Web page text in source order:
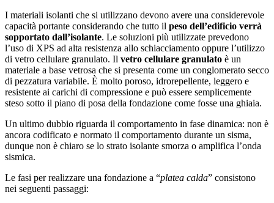
I materiali isolanti che si utilizzano devono avere una considerevole
capacità portante considerando che tutto il peso dell’edificio verrà
sopportato dall’isolante. Le soluzioni più utilizzate prevedono
l’uso di XPS ad alta resistenza allo schiacciamento oppure l’utilizzo
di vetro cellulare granulato. Il vetro cellulare granulato è un
materiale a base vetrosa che si presenta come un conglomerato secco
di pezzatura variabile. È molto poroso, idrorepellente, leggero e
resistente ai carichi di compressione e può essere semplicemente
steso sotto il piano di posa della fondazione come fosse una ghiaia.
Un ultimo dubbio riguarda il comportamento in fase dinamica: non è
ancora codificato e normato il com­portamento durante un sisma,
dunque non è chiaro se lo strato isolante smorza o amplifica l’onda
sismica.
Le fasi per realizzare una fondazione a “platea calda” consistono
nei seguenti passaggi: